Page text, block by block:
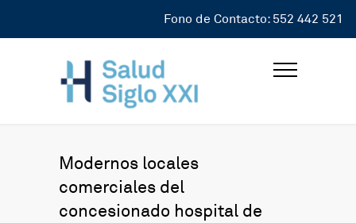
Fono de Contacto: 552 442 521
Modernos locales
comerciales del
concesionado hospital de